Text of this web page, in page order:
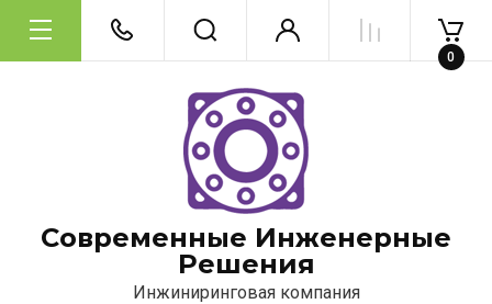
Современные Инженерные
Решения
Инжиниринговая компания
0